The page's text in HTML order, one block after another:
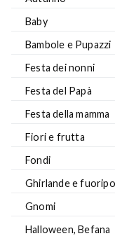
Baby
Bambole e Pupazzi
Festa dei nonni
Festa del Papà
Festa della mamma
Fiori e frutta
Fondi
Ghirlande e
Gnomi
Halloween, Befana